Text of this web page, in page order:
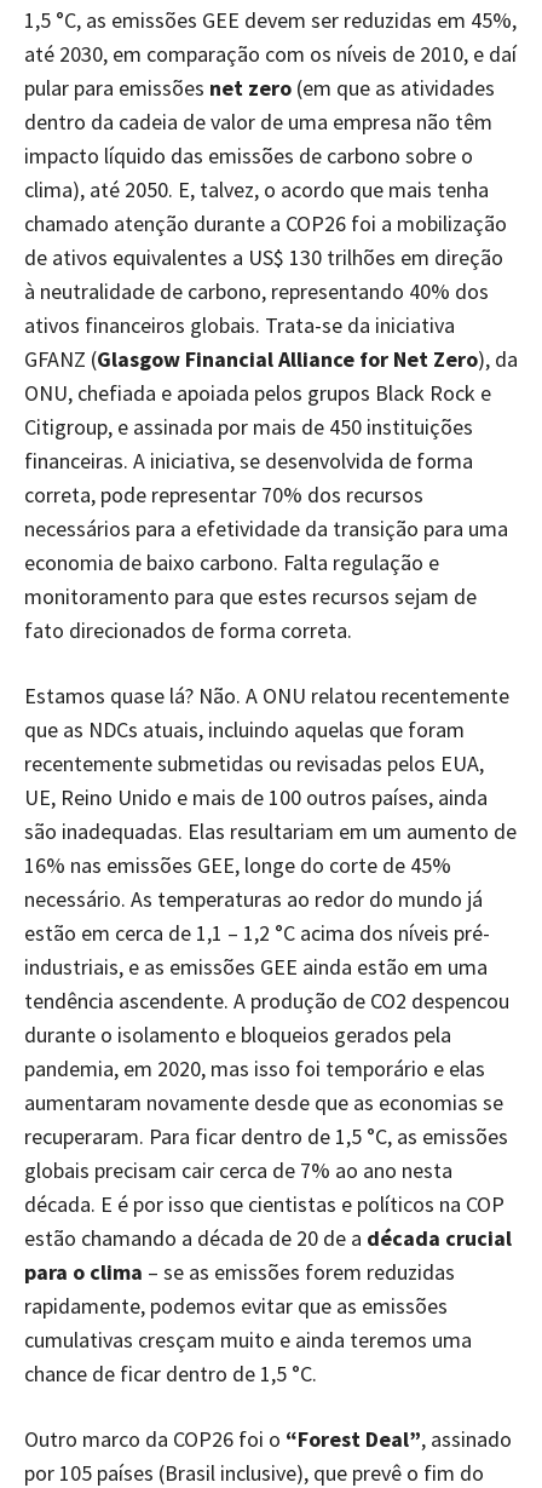
1,5 °C, as emissões GEE devem ser reduzidas em 45%,
até 2030, em comparação com os níveis de 2010, e daí
pular para emissões net zero (em que as atividades
dentro da cadeia de valor de uma empresa não têm
impacto líquido das emissões de carbono sobre o
clima), até 2050. E, talvez, o acordo que mais tenha
chamado atenção durante a COP26 foi a mobilização
de ativos equivalentes a US$ 130 trilhões em direção
à neutralidade de carbono, representando 40% dos
ativos financeiros globais. Trata-se da iniciativa
GFANZ (Glasgow Financial Alliance for Net Zero), da
ONU, chefiada e apoiada pelos grupos Black Rock e
Citigroup, e assinada por mais de 450 instituições
financeiras. A iniciativa, se desenvolvida de forma
correta, pode representar 70% dos recursos
necessários para a efetividade da transição para uma
economia de baixo carbono. Falta regulação e
monitoramento para que estes recursos sejam de
fato direcionados de forma correta.
Estamos quase lá? Não. A ONU relatou recentemente
que as NDCs atuais, incluindo aquelas que foram
recentemente submetidas ou revisadas pelos EUA,
UE, Reino Unido e mais de 100 outros países, ainda
são inadequadas. Elas resultariam em um aumento de
16% nas emissões GEE, longe do corte de 45%
necessário. As temperaturas ao redor do mundo já
estão em cerca de 1,1 – 1,2 °C acima dos níveis pré-
industriais, e as emissões GEE ainda estão em uma
tendência ascendente. A produção de CO2 despencou
durante o isolamento e bloqueios gerados pela
pandemia, em 2020, mas isso foi temporário e elas
aumentaram novamente desde que as economias se
recuperaram. Para ficar dentro de 1,5 °C, as emissões
globais precisam cair cerca de 7% ao ano nesta
década. E é por isso que cientistas e políticos na COP
estão chamando a década de 20 de a década crucial
para o clima – se as emissões forem reduzidas
rapidamente, podemos evitar que as emissões
cumulativas cresçam muito e ainda teremos uma
chance de ficar dentro de 1,5 °C.
Outro marco da COP26 foi o “Forest Deal”, assinado
por 105 países (Brasil inclusive), que prevê o fim do